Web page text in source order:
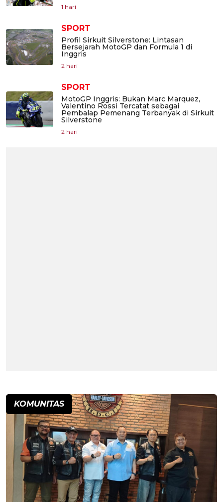
1 hari
SPORT
Profil Sirkuit Silverstone: Lintasan
Bersejarah MotoGP dan Formula 1 di
Inggris
2 hari
SPORT
MotoGP Inggris: Bukan Marc Marquez,
Valentino Rossi Tercatat sebagai
Pembalap Pemenang Terbanyak di Sirkuit
Silverstone
2 hari
KOMUNITAS